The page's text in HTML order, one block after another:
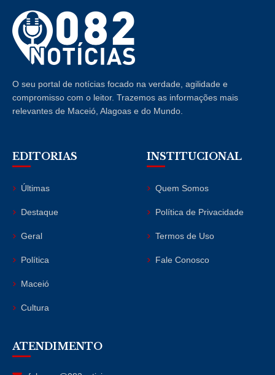
O seu portal de notícias focado na verdade, agilidade e
compromisso com o leitor. Trazemos as informações mais
relevantes de Maceió, Alagoas e do Mundo.
EDITORIAS
Últimas
Destaque
Geral
Política
Maceió
Cultura
INSTITUCIONAL
Quem Somos
Política de Privacidade
Termos de Uso
Fale Conosco
ATENDIMENTO